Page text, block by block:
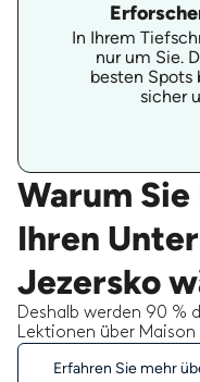
In Ihrem
nur um Sie.
besten Spots
sicher
Warum
Ihren
Jezersko
Deshalb werden 90 %
Lektionen über
Erfahren Sie mehr